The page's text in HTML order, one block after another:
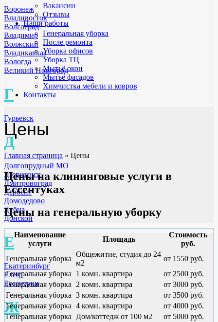
Воронеж
Владивосток
Волгоград
Владимир
Волжский
Владикавказ
Вологда
Великий Новгород
Г
Гурьевск
Д
Долгопрудный МО
Дзержинск
Дмитровоград
Дербент
Домодедово
Дубна
Донской
Е
Екатеринбург
Елец
Ессентуки
Ж
Вакансии
Отзывы
Наши работы
Генеральная уборка
После ремонта
Уборка офисов
Уборка ТЦ
Мытьё окон
Мытьё фасадов
Химчистка мебели и ковров
Контакты
Цены
Главная страница » Цены
Цены на клининговые услуги в
Ессентуках
Цены на генеральную уборку
Наименование
услуги
Площадь
Стоимость
руб.
Генеральная уборка
Общежитие, студия до 24
м2
от 1550 руб.
Генеральная уборка
1 комн. квартира
от 2500 руб.
Генеральная уборка
2 комн. квартира
от 3000 руб.
Генеральная уборка 3 комн. квартира
от 3500 руб.
Генеральная уборка 4 комн. квартира
от 4000 руб.
Генеральная уборка
Дом/коттедж от 100 м2
от 5000 руб.